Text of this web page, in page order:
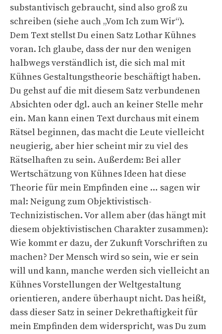
substantivisch gebraucht, sind also groß zu
schreiben (siehe auch „Vom Ich zum Wir“).
Dem Text stellst Du einen Satz Lothar Kühnes
voran. Ich glaube, dass der nur den wenigen
halbwegs verständlich ist, die sich mal mit
Kühnes Gestaltungstheorie beschäftigt haben.
Du gehst auf die mit diesem Satz verbundenen
Absichten oder dgl. auch an keiner Stelle mehr
ein. Man kann einen Text durchaus mit einem
Rätsel beginnen, das macht die Leute vielleicht
neugierig, aber hier scheint mir zu viel des
Rätselhaften zu sein. Außerdem: Bei aller
Wertschätzung von Kühnes Ideen hat diese
Theorie für mein Empfinden eine … sagen wir
mal: Neigung zum Objektivistisch-
Technizistischen. Vor allem aber (das hängt mit
diesem objektivistischen Charakter zusammen):
Wie kommt er dazu, der Zukunft Vorschriften zu
machen? Der Mensch wird so sein, wie er sein
will und kann, manche werden sich vielleicht an
Kühnes Vorstellungen der Weltgestaltung
orientieren, andere überhaupt nicht. Das heißt,
dass dieser Satz in seiner Dekrethaftigkeit für
mein Empfinden dem widerspricht, was Du zum